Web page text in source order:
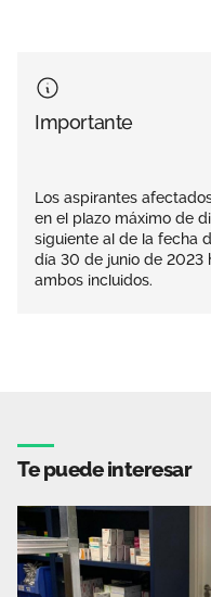
Importante
Los aspirantes
en el plazo máximo de
siguiente al de la fecha
día 30 de junio de 2023
ambos incluidos.
Te puede interesar